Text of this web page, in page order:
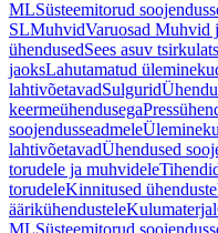
MLSüsteemitorud
SLMuhvidVaruosad Muhvid
ühendusedSees asuv
jaoksLahutamatud
lahtivõetavadSulgurid
keermeühendusega
soojendusseadmele
lahtivõetavadÜhendused
torudele ja muhvidele
torudeleKinnitused
äärikühendusteleKulumaterjal
MLSüsteemitorud